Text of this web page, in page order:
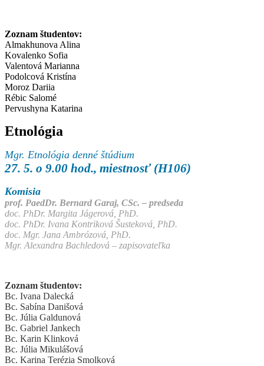
Zoznam študentov:
Almakhunova Alina
Kovalenko Sofia
Valentová Marianna
Podolcová Kristína
Moroz Dariia
Rébic Salomé
Pervushyna Katarina
Etnológia
Mgr. Etnológia denné štúdium
27. 5. o 9.00 hod., miestnosť (H106)
Komisia
prof. PaedDr. Bernard Garaj, CSc. – predseda
doc. PhDr. Margita Jágerová, PhD.
doc. PhDr. Ivana Kontriková Šusteková, PhD.
doc. Mgr. Jana Ambrózová, PhD.
Mgr. Alexandra Bachledová – zapisovateľka
Zoznam študentov:
Bc. Ivana Dalecká
Bc. Sabína Danišová
Bc. Júlia Galdunová
Bc. Gabriel Jankech
Bc. Karin Klinková
Bc. Júlia Mikulášová
Bc. Karina Terézia Smolková